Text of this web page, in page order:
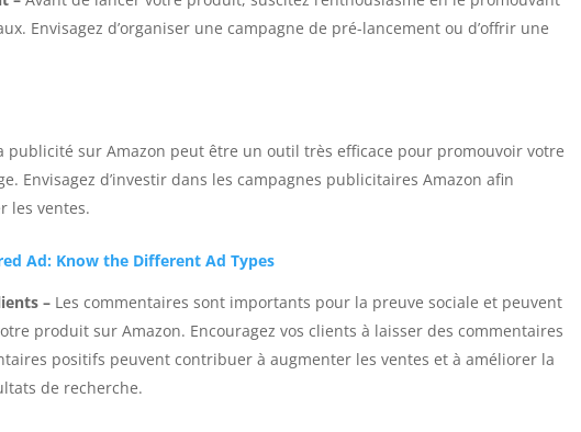
Envisagez d’organiser une campagne de pré-lancement ou d’offrir une
publicité sur Amazon peut être un outil très efficace pour promouvoir votre
Envisagez d’investir dans les campagnes publicitaires Amazon afin
les ventes.
Ad: Know the Different Ad Types
– Les commentaires sont importants pour la preuve sociale et peuvent
produit sur Amazon. Encouragez vos clients à laisser des commentaires
positifs peuvent contribuer à augmenter les ventes et à améliorer la
de recherche.